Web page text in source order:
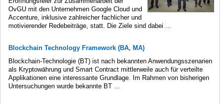
OvGU mit den Unternehmen Google Cloud und
Accenture, inklusive zahlreicher fachlicher und
motivierender Redebeiträge, statt. Die Ziele sind dabei ...
Blockchain Technology Framework (BA, MA)
Blockchain-Technologie (BT) ist nach bekannten Anwendungsszenarien
als Kryptowährung und Smart Contract mittlerweile auch für verteilte
Applikationen eine interessante Grundlage. Im Rahmen von bisherigen
Untersuchungen wurde bekannte BT ...